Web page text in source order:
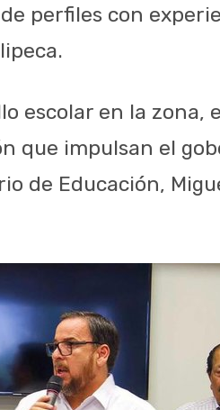
perfiles con
escolar en la zona,
que impulsan el
de Educación,